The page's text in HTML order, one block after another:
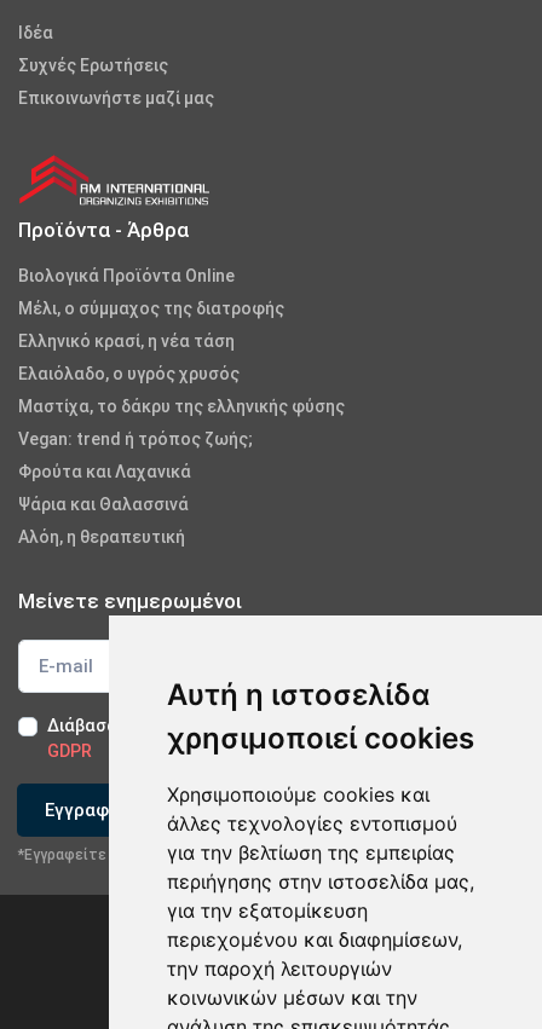
Αυτή η ιστοσελίδα
χρησιμοποιεί cookies
Χρησιμοποιούμε cookies και
άλλες τεχνολογίες εντοπισμού
για την βελτίωση της εμπειρίας
περιήγησης στην ιστοσελίδα μας,
για την εξατομίκευση
περιεχομένου και διαφημίσεων,
την παροχή λειτουργιών
κοινωνικών μέσων και την
Iδέα
Συχνές Ερωτήσεις
Επικοινωνήστε μαζί μας
Προϊόντα - Άρθρα
Βιολογικά Προϊόντα Online
Μέλι, ο σύμμαχος της διατροφής
Ελληνικό κρασί, η νέα τάση
Ελαιόλαδο, ο υγρός χρυσός
Μαστίχα, το δάκρυ της ελληνικής φύσης
Vegan: trend ή τρόπος ζωής;
Φρούτα και Λαχανικά
Ψάρια και Θαλασσινά
Αλόη, η θεραπευτική
Μείνετε ενημερωμένοι
Διάβασα και αποδέχομαι τους Όρους Χρήσης -
Δήλωση
GDPR
Εγγραφείτε
*Εγγραφείτε στο newsletter μας